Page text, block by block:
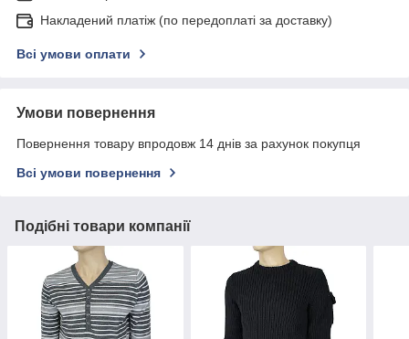
Накладений платіж (по передоплаті за доставку)
Всі умови оплати
Умови повернення
Повернення товару впродовж 14 днів за рахунок покупця
Всі умови повернення
Подібні товари компанії